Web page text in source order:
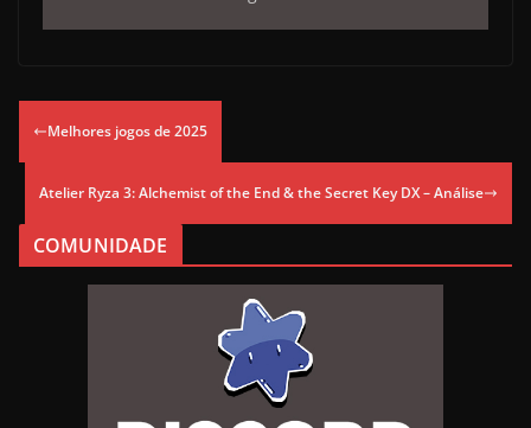
Melhores jogos de 2025
Atelier Ryza 3: Alchemist of the End & the Secret Key DX – Análise
COMUNIDADE